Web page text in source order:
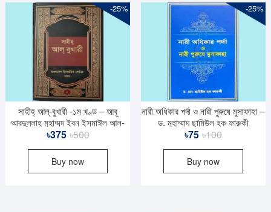
-25%
সাহীহ্ আল্-বুখারী -১ম খণ্ড – আবূ
আবদুল্লাহ্ মুহাম্মদ ইবন ইসমাঈল আল-
বুখারী আল-জুফী (রহ)
৳500Original
price
৳500.
৳375
Current
price
৳375.
Buy now
-25%
নারী অধিকার পর্দা ও নারী পুরুষে মুসাফাহা –
ড. মুহাম্মাদ ছামিউল হক ফারুকী
৳100Original
price
৳100.
৳75
Current
price
৳75.
Buy now